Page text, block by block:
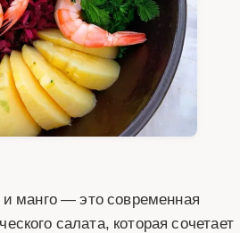
и манго — это современная
салата, которая сочетает